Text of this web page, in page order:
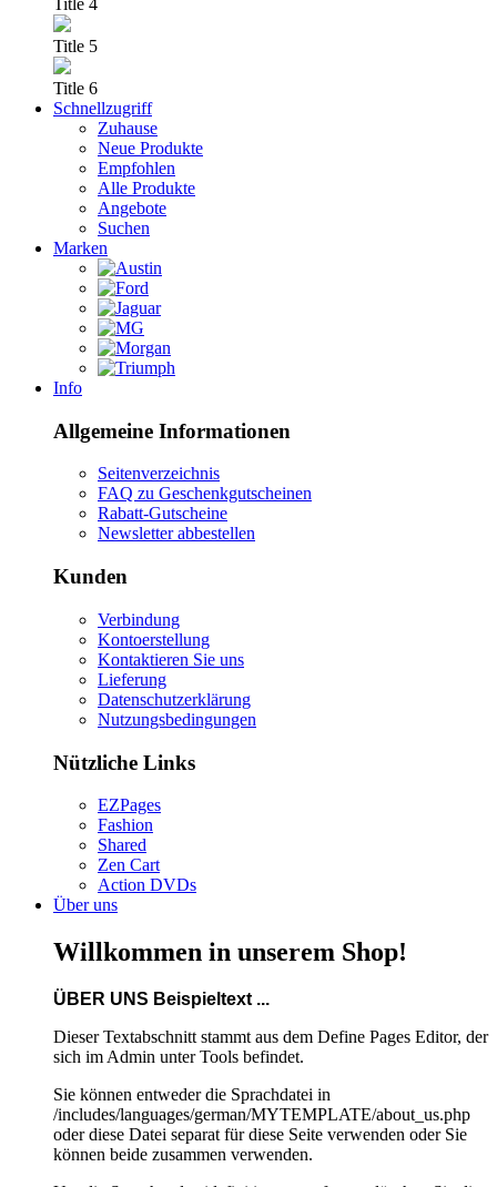
Title 4
Title 5
Title 6
Schnellzugriff
Zuhause
Neue Produkte
Empfohlen
Alle Produkte
Angebote
Suchen
Marken
Info
Allgemeine Informationen
Seitenverzeichnis
FAQ zu Geschenkgutscheinen
Rabatt-Gutscheine
Newsletter abbestellen
Kunden
Verbindung
Kontoerstellung
Kontaktieren Sie uns
Lieferung
Datenschutzerklärung
Nutzungsbedingungen
Nützliche Links
EZPages
Fashion
Shared
Zen Cart
Action DVDs
Über uns
Willkommen in unserem Shop!
ÜBER UNS Beispieltext ...
Dieser Textabschnitt stammt aus dem Define Pages Editor, der
sich im Admin unter Tools befindet.
Sie können entweder die Sprachdatei in
/includes/languages/german/MYTEMPLATE/about_us.php
oder diese Datei separat für diese Seite verwenden oder Sie
können beide zusammen verwenden.